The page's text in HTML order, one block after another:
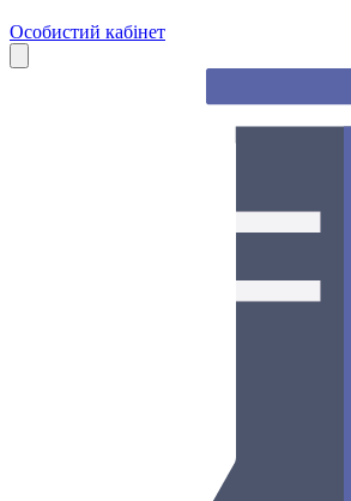
Особистий кабінет